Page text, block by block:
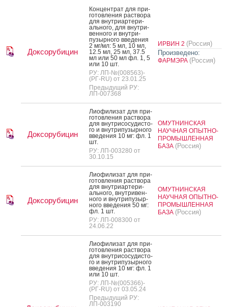
Доксорубицин
Кон­цен­трат для при­
готов­ле­ния рас­тво­ра
для внут­ри­ар­те­ри­
аль­но­го, для внут­ри­
вен­но­го и внут­ри­
пузыр­но­го вве­дения
2 мг/мл: 5 мл, 10 мл,
12.5 мл, 25 мл, 37.5
мл или 50 мл фл. 1, 5
или 10 шт.
РУ: ЛП-№(008563)-
(РГ-RU) от 23.01.25
Предыдущий РУ:
ЛП-007368
ИРВИН 2 (Россия)
Произведено:
ФАРМЭРА (Россия)
Доксорубицин
Ли­офи­лизат для при­
готов­ле­ния рас­тво­ра
для внут­ри­сосу­дис­то­
го и внут­ри­пузыр­но­го
вве­дения 10 мг: фл. 1
шт.
РУ: ЛП-003280 от
30.10.15
ОМУТНИНСКАЯ
НАУЧНАЯ ОПЫТНО-
ПРОМЫШЛЕННАЯ
БАЗА (Россия)
Доксорубицин
Ли­офи­лизат для при­
готов­ле­ния рас­тво­ра
для внут­ри­ар­те­ри­
аль­но­го, внут­ри­вен­
но­го и внут­ри­пузыр­
но­го вве­дения 50 мг:
фл. 1 шт.
РУ: ЛП-008300 от
24.06.22
ОМУТНИНСКАЯ
НАУЧНАЯ ОПЫТНО-
ПРОМЫШЛЕННАЯ
БАЗА (Россия)
Ли­офи­лизат для при­
готов­ле­ния рас­тво­ра
для внут­ри­сосу­дис­то­
го и внут­ри­пузыр­но­го
вве­дения 10 мг: фл. 1
или 10 шт.
РУ: ЛП-№(005366)-
(РГ-RU) от 03.05.24
Предыдущий РУ:
ЛП-003190